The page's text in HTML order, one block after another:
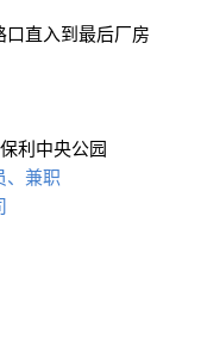
直入到最后厂房
利中央公园
、兼职